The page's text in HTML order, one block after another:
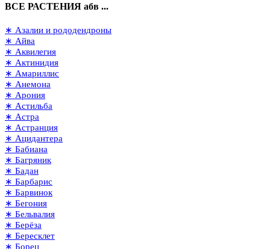
ВСЕ РАСТЕНИЯ абв ...
∗ Азалии и рододендроны
∗ Айва
∗ Аквилегия
∗ Актинидия
∗ Амариллис
∗ Анемона
∗ Арония
∗ Астильба
∗ Астра
∗ Астранция
∗ Ацидантера
∗ Бабиана
∗ Багряник
∗ Бадан
∗ Барбарис
∗ Барвинок
∗ Бегония
∗ Бельвалия
∗ Берёза
∗ Бересклет
∗ Борец